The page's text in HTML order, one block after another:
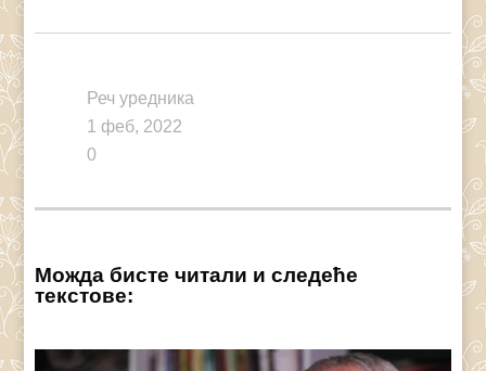
Реч уредника
1 феб, 2022
0
Можда бисте читали и следеће
текстове: